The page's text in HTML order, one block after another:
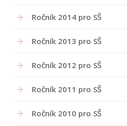
Ročník 2014 pro SŠ
Ročník 2013 pro SŠ
Ročník 2012 pro SŠ
Ročník 2011 pro SŠ
Ročník 2010 pro SŠ